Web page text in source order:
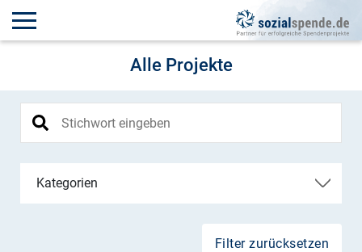
Alle Projekte
Kategorien
Filter zurücksetzen